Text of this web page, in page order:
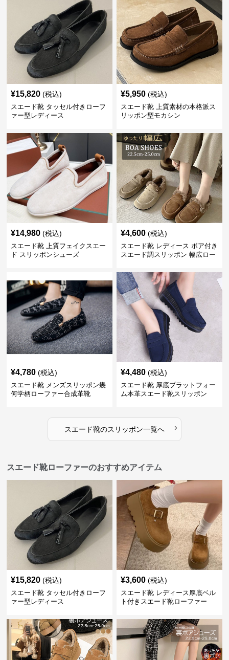
¥15,820 (税込)
スエード靴 タッセル付きローフ
ァー型レディース
¥5,950 (税込)
スエード靴 上質素材の本格派ス
リッポン型モカシン
¥14,980 (税込)
スエード靴 上質フェイクスエー
ド スリッポンシューズ
¥4,600 (税込)
スエード靴 レディース ボア付き
スエード調スリッポン 幅広ロー
¥4,780 (税込)
スエード靴 メンズスリッポン幾
何学柄ローファー合成革靴
¥4,480 (税込)
スエード靴 厚底プラットフォー
ム本革スエード靴スリッポン
スエード靴のスリッポン一覧へ ›
スエード靴ローファーのおすすめアイテム
¥15,820 (税込)
スエード靴 タッセル付きローフ
ァー型レディース
¥3,600 (税込)
スエード靴 レディース厚底ベル
ト付きスエード靴ローファー